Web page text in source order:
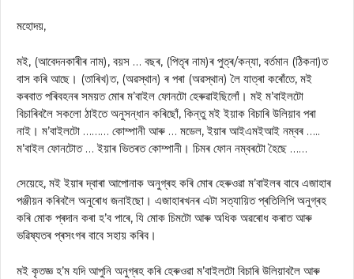
মহোদয়,
মই, (আবেদনকাৰীৰ নাম), বয়স … বছৰ, (পিতৃৰ নাম)ৰ পুত্ৰ/কন্যা, বৰ্তমান (ঠিকনা)ত
বাস কৰি আছে। (তাৰিখ)ত, (অৱস্থান) ৰ পৰা (অৱস্থান) লৈ যাত্ৰা কৰোঁতে, মই
কৰবাত পৰিবহনৰ সময়ত মোৰ ম’বাইল ফোনটো হেৰুৱাইছিলোঁ। মই ম’বাইলটো
বিচাৰিবলৈ সকলো ঠাইতে অনুসন্ধান কৰিছোঁ, কিন্তু মই ইয়াক বিচাৰি উলিয়াব পৰা
নাই। ম’বাইলটো ……… কোম্পানী আৰু … মডেল, ইয়াৰ আইএমইআই নম্বৰ …..
ম’বাইল ফোনটোত … ইয়াৰ ভিতৰত কোম্পানী। চিমৰ ফোন নম্বৰটো হৈছে ……
সেয়েহে, মই ইয়াৰ দ্বাৰা আপোনাক অনুগ্ৰহ কৰি মোৰ হেৰুওৱা ম’বাইলৰ বাবে এজাহাৰ
পঞ্জীয়ন কৰিবলৈ অনুৰোধ জনাইছো। এজাহাৰখনৰ এটা সত্যায়িত প্ৰতিলিপি অনুগ্ৰহ
কৰি মোক প্ৰদান কৰা হ’ব পাৰে, যি মোক চিমটো আৰু অধিক অৱৰোধ কৰাত আৰু
ভৱিষ্যতৰ প্ৰসংগৰ বাবে সহায় কৰিব।
মই কৃতজ্ঞ হ’ম যদি আপুনি অনুগ্ৰহ কৰি হেৰুওৱা ম’বাইলটো বিচাৰি উলিয়াবলৈ আৰু